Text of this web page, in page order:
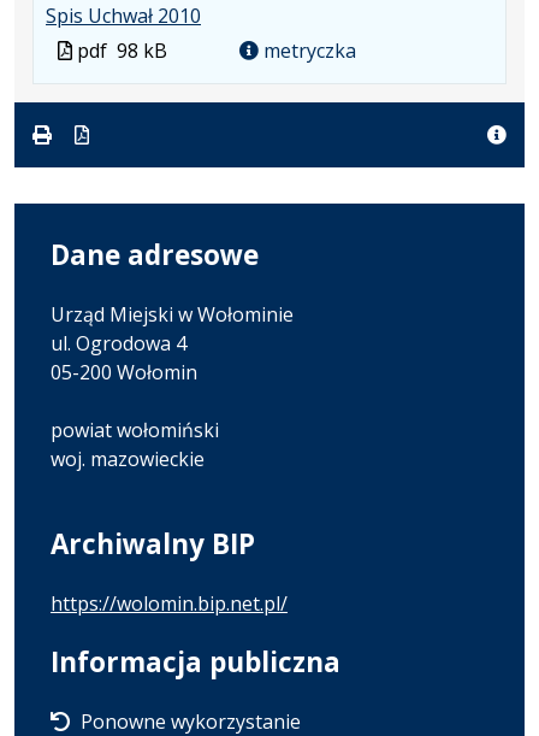
Spis Uchwał 2010
formacie:
Rozmiar
98
Otwiera
w
Plik
formacie
pdf 98 kB metryczka
Dane adresowe
Urząd Miejski w Wołominie
ul. Ogrodowa 4
05-200 Wołomin
powiat wołomiński
woj. mazowieckie
Archiwalny BIP
https://wolomin.bip.net.pl/
Informacja publiczna
Ponowne wykorzystanie